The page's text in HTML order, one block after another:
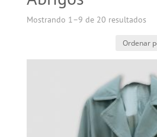
Mostrando 1–9 de 20 resultados